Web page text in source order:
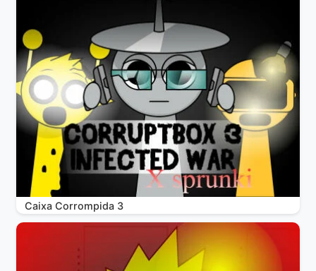
Caixa Corrompida 3